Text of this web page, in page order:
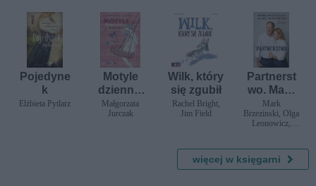
erotyczne
Pojedyne
k
Elżbieta Pytlarz
Motyle
dzienne,
motyle
nocne
Małgorzata
Jurczak
Wilk, który
się zgubił
Rachel Bright,
Jim Field
Partnerst
wo. Mark
Brzezinski
, Olga
Leonowic
rozmowie
z Anną
Mark
Brzezinski, Olga
Leonowicz,
więcej w księgarni